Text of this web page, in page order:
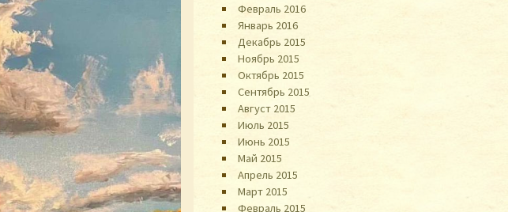
Февраль 2016
Январь 2016
Декабрь 2015
Ноябрь 2015
Октябрь 2015
Сентябрь 2015
Август 2015
Июль 2015
Июнь 2015
Май 2015
Апрель 2015
Март 2015
Февраль 2015